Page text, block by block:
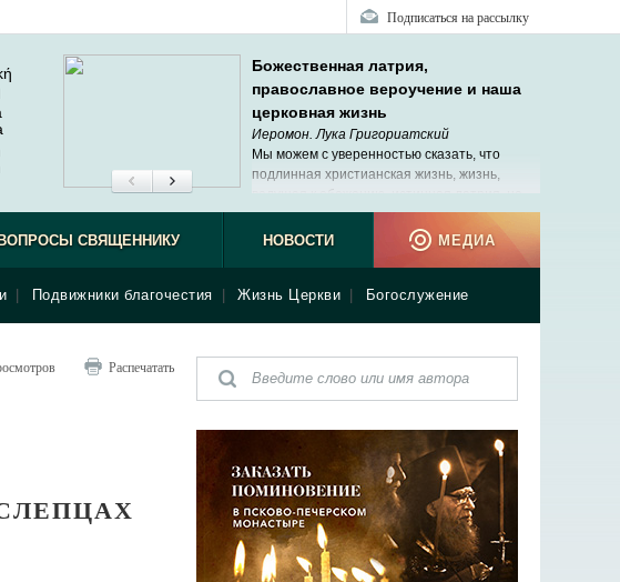
Подписаться на рассылку
Божественная латрия,
православное вероучение и наша
церковная жизнь
Иеромон. Лука Григориатский
Мы можем с уверенностью сказать, что
подлинная христианская жизнь, жизнь,
исчезли в наше время.
Подвижники благочестия Жизнь Церкви Богослужение
ВОПРОСЫ СВЯЩЕННИКУ НОВОСТИ МЕДИА
Распечатать